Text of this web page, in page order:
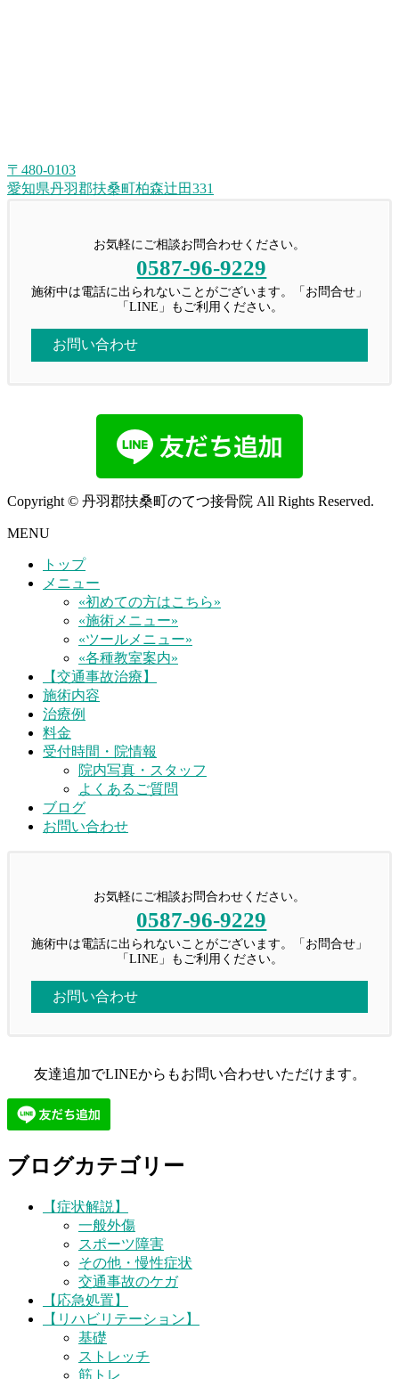
〒480-0103
愛知県丹羽郡扶桑町柏森辻田331
お気軽にご相談お問合わせください。
0587-96-9229
施術中は電話に出られないことがございます。「お問合せ」
「LINE」もご利用ください。
お問い合わせ
Copyright © 丹羽郡扶桑町のてつ接骨院 All Rights Reserved.
MENU
トップ
メニュー
«初めての方はこちら»
«施術メニュー»
«ツールメニュー»
«各種教室案内»
【交通事故治療】
施術内容
治療例
料金
受付時間・院情報
院内写真・スタッフ
よくあるご質問
ブログ
お問い合わせ
お気軽にご相談お問合わせください。
0587-96-9229
施術中は電話に出られないことがございます。「お問合せ」
「LINE」もご利用ください。
お問い合わせ
友達追加でLINEからもお問い合わせいただけます。
ブログカテゴリー
【症状解説】
一般外傷
スポーツ障害
その他・慢性症状
交通事故のケガ
【応急処置】
【リハビリテーション】
基礎
ストレッチ
筋トレ